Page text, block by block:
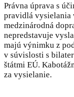
Právna úprava s
pravidlá vysielania
medzinárodná
nepredstavuje
majú výnimku z
v súvislosti s
štátmi EÚ.
za vysielanie.